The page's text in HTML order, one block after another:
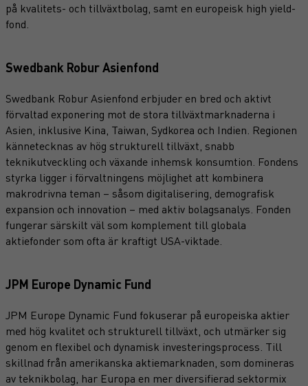
på kvalitets- och tillväxtbolag, samt en europeisk high yield-
fond.
Swedbank Robur Asienfond
Swedbank Robur Asienfond erbjuder en bred och aktivt
förvaltad exponering mot de stora tillväxtmarknaderna i
Asien, inklusive Kina, Taiwan, Sydkorea och Indien. Regionen
kännetecknas av hög strukturell tillväxt, snabb
teknikutveckling och växande inhemsk konsumtion. Fondens
styrka ligger i förvaltningens möjlighet att kombinera
makrodrivna teman – såsom digitalisering, demografisk
expansion och innovation – med aktiv bolagsanalys. Fonden
fungerar särskilt väl som komplement till globala
aktiefonder som ofta är kraftigt USA-viktade.
JPM Europe Dynamic Fund
JPM Europe Dynamic Fund fokuserar på europeiska aktier
med hög kvalitet och strukturell tillväxt, och utmärker sig
genom en flexibel och dynamisk investeringsprocess. Till
skillnad från amerikanska aktiemarknaden, som domineras
av teknikbolag, har Europa en mer diversifierad sektormix